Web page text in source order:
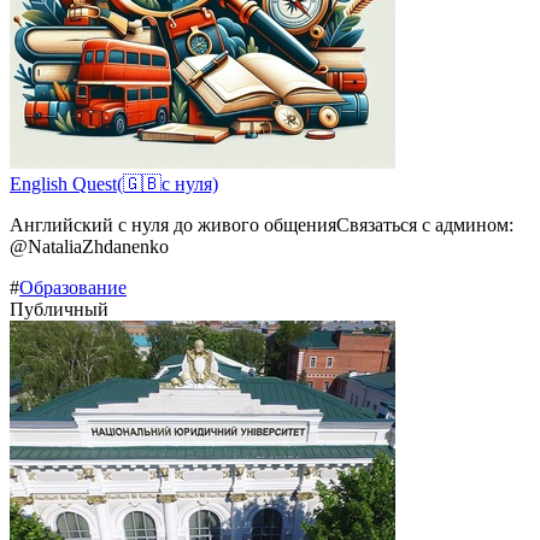
Еnglish Quest(🇬🇧с нуля)
Английский с нуля до живого общенияСвязаться с админом:
@NataliaZhdanenko
#Образование
Публичный